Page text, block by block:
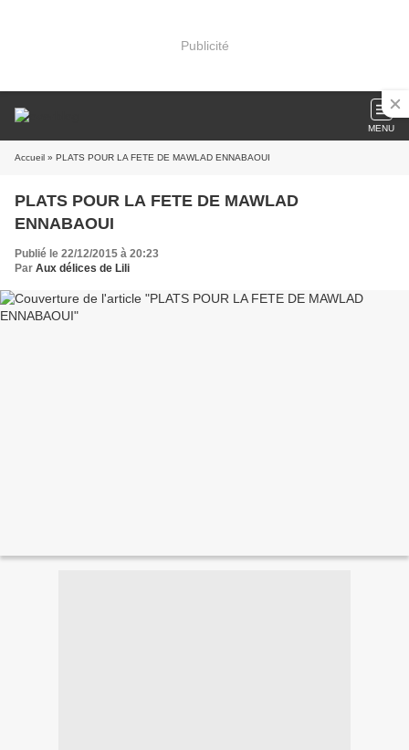
Publicité
MENU
Accueil » PLATS POUR LA FETE DE MAWLAD ENNABAOUI
PLATS POUR LA FETE DE MAWLAD
ENNABAOUI
Publié le 22/12/2015 à 20:23
Par Aux délices de Lili